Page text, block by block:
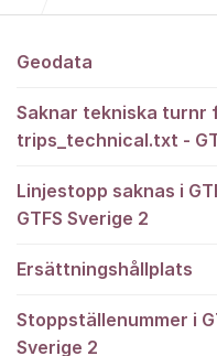
Alla inlägg
Geodata
Saknar tekniska turnr
trips_technical.txt -
Linjestopp saknas i
GTFS Sverige 2
Ersättningshållplats
Stoppställenummer i
Sverige 2